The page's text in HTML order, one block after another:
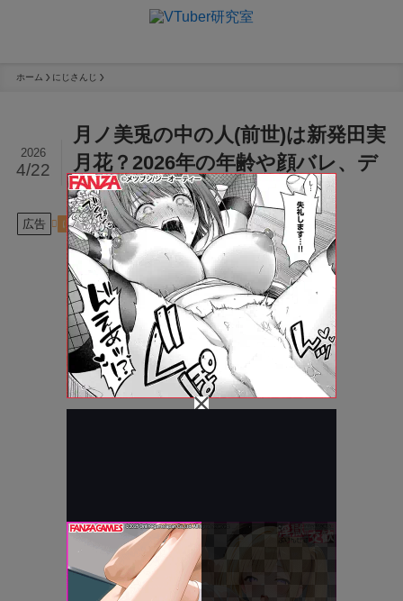
ホーム にじさんじ
月ノ美兎の中の人(前世)は新発田実
月花？2026年の年齢や顔バレ、デ
レステ誤爆の裏側
2026
4/22
広告 にじさんじ 2026年4月22日